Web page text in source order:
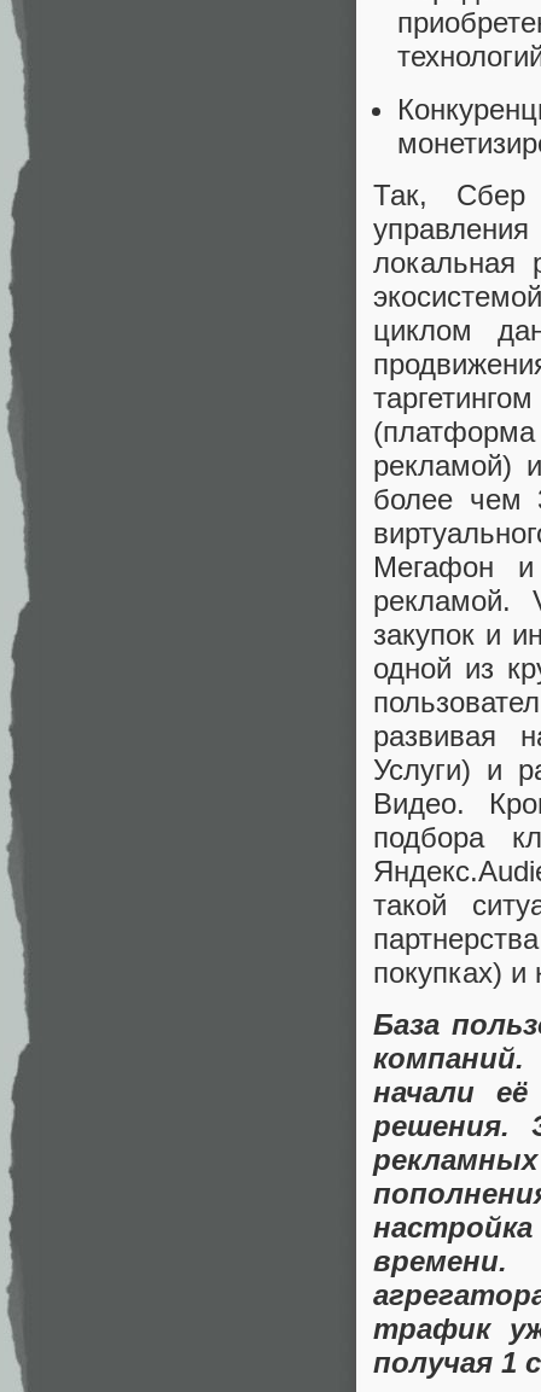
Так, Сбер
локальная
циклом
рекламой)
более чем
Мегафон и
рекламой.
закупок и
одной из
развивая
Услуги) и
Видео.
подбора
такой
покупках) и
База
начали
решения.
трафик
получая 1